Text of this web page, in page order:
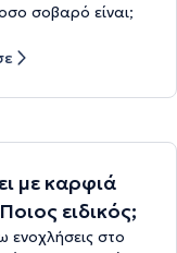
σοβαρό είναι;
με καρφιά
ειδικός;
στο